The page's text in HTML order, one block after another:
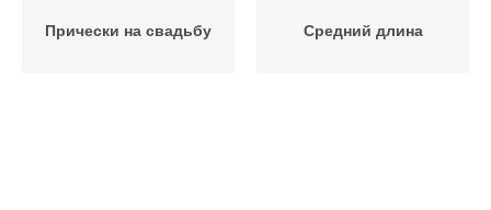
Прически на свадьбу Средний длина